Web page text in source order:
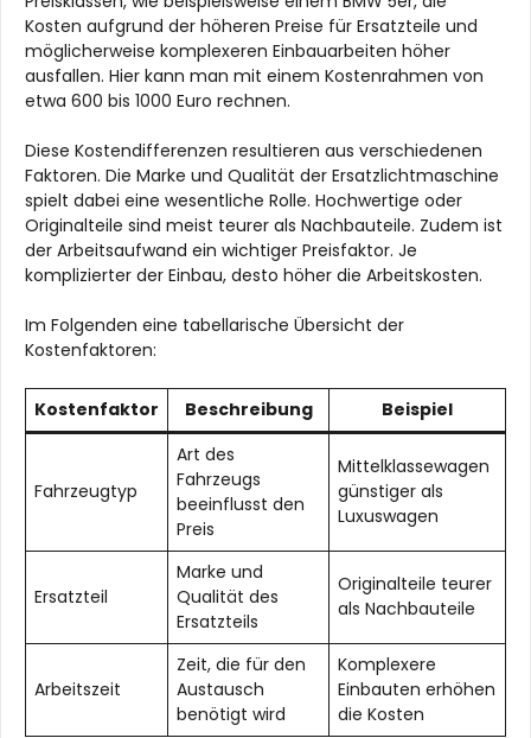
Kosten aufgrund der höheren Preise für Ersatzteile und
möglicherweise komplexeren Einbauarbeiten höher
ausfallen. Hier kann man mit einem Kostenrahmen von
etwa 600 bis 1000 Euro rechnen.
Diese Kostendifferenzen resultieren aus verschiedenen
Faktoren. Die Marke und Qualität der Ersatzlichtmaschine
spielt dabei eine wesentliche Rolle. Hochwertige oder
Originalteile sind meist teurer als Nachbauteile. Zudem ist
der Arbeitsaufwand ein wichtiger Preisfaktor. Je
komplizierter der Einbau, desto höher die Arbeitskosten.
Im Folgenden eine tabellarische Übersicht der
Kostenfaktoren:
Kostenfaktor Beschreibung Beispiel
Fahrzeugtyp
Art des
Fahrzeugs
beeinflusst den
Preis
Mittelklassewagen
günstiger als
Luxuswagen
Ersatzteil
Marke und
Qualität des
Ersatzteils
Originalteile teurer
als Nachbauteile
Arbeitszeit
Zeit, die für den
Austausch
benötigt wird
Komplexere
Einbauten erhöhen
die Kosten